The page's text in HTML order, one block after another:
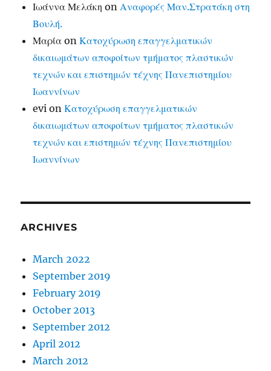
Ιωάννα Μελάκη onΑναφορές Μαν.Στρατάκη στη
Βουλή.
Μαρία onΚατοχύρωση επαγγελματικών
δικαιωμάτων αποφοίτων τμήματος πλαστικών
τεχνών και επιστημών τέχνης Πανεπιστημίου
Ιωαννίνων
evi onΚατοχύρωση επαγγελματικών
δικαιωμάτων αποφοίτων τμήματος πλαστικών
τεχνών και επιστημών τέχνης Πανεπιστημίου
Ιωαννίνων
ARCHIVES
March 2022
September 2019
February 2019
October 2013
September 2012
April 2012
March 2012